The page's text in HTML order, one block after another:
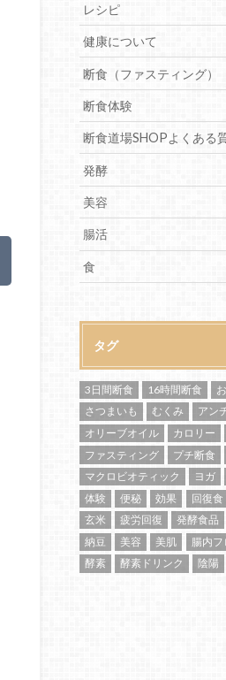
レシピ
健康について
断食（ファスティング）
断食体験
断食道場SHOPよくある
発酵
美容
腸活
食
タグ
3日間断食 16時間断食
さつまいも
むくみ
アン
オリーブオイル
カロリー
ファスティング
プチ断食
マクロビオティック
ヨガ
体験
便秘 効果 回復食
玄米
疲労回復 発酵食品
納豆
美容 美肌 腸内フ
酵素
酵素ドリンク 陰陽